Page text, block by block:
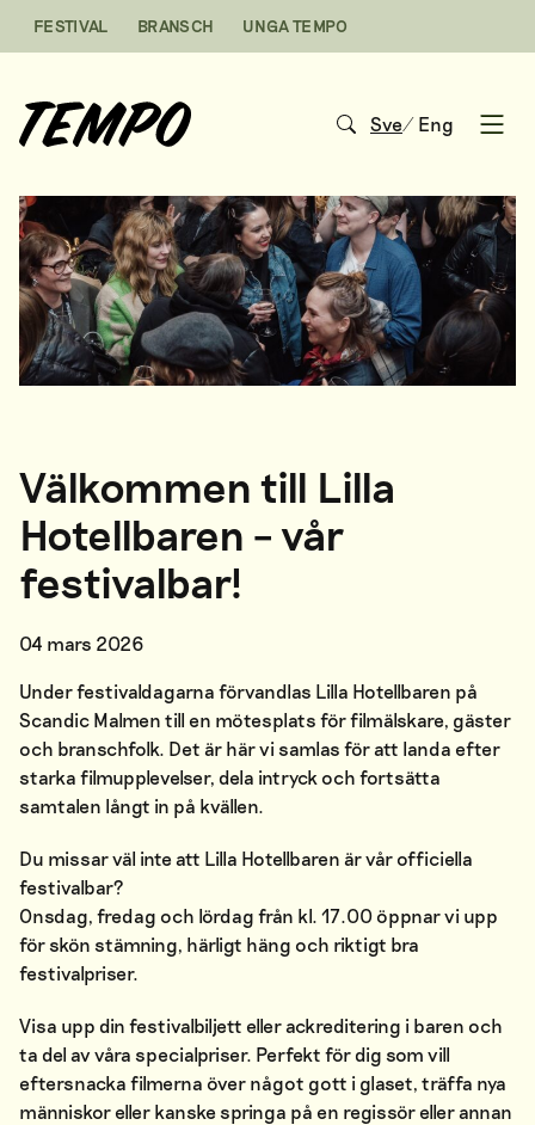
FESTIVAL BRANSCH UNGA TEMPO
Sve/ Eng
Välkommen till Lilla
Hotellbaren – vår
festivalbar!
04 mars 2026
Under festivaldagarna förvandlas Lilla Hotellbaren på
Scandic Malmen till en mötesplats för filmälskare, gäster
och branschfolk. Det är här vi samlas för att landa efter
starka filmupplevelser, dela intryck och fortsätta
samtalen långt in på kvällen.
Du missar väl inte att Lilla Hotellbaren är vår officiella
festivalbar?
Onsdag, fredag och lördag från kl. 17.00 öppnar vi upp
för skön stämning, härligt häng och riktigt bra
festivalpriser.
Visa upp din festivalbiljett eller ackreditering i baren och
ta del av våra specialpriser. Perfekt för dig som vill
eftersnacka filmerna över något gott i glaset, träffa nya
människor eller kanske springa på en regissör eller annan